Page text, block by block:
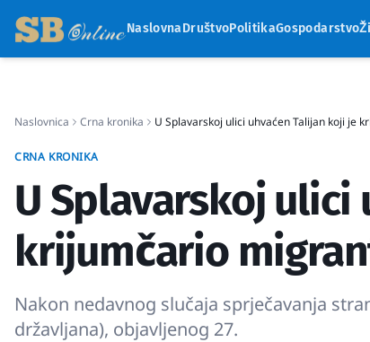
NaslovnaDruštvoPolitikaGospodarstvo
Naslovnica Crna kronika U Splavarskoj ulici uhvaćen Talijan koji je
CRNA KRONIKA
U Splavarskoj
krijumčario
Nakon nedavnog slučaja sprječavanja
državljana), objavljenog 27.